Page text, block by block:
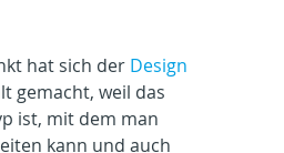
hat sich der Design
gemacht, weil das
ist, mit dem man
kann und auch